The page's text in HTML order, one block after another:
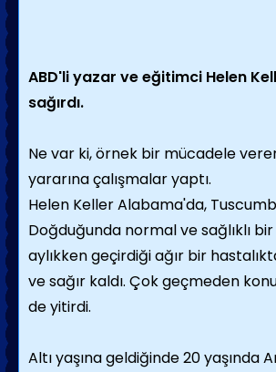
ABD'li yazar ve eğitimci Helen
sağırdı.
Ne var ki, örnek bir mücadele
yararına çalışmalar yaptı.
Helen Keller Alabama'da,
Doğduğunda normal ve sağlıklı
aylıkken geçirdiği ağır bir
ve sağır kaldı. Çok geçmeden
de yitirdi.
Altı yaşına geldiğinde 20 yaşında